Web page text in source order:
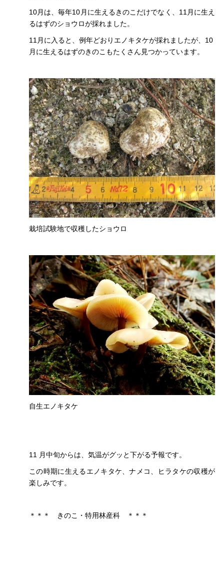
10月は、毎年10月に生えるきのこだけでなく、11月に生え
るはずのショウロが採れました。
11 月に入ると、例年どおりエノキタケが採れましたが、 10
月に生えるはずのきのこもたくさん見つかっています。
栽培試験地で収穫したショウ ロ
自生エノキタケ
11 月中旬からは、気温がグッと下がる予報です。
この時期に生えるエノキタケ、ナメコ、ヒラタケの収穫が
楽しみです。
＊＊ ＊ きのこ・特用林産科 ＊＊＊